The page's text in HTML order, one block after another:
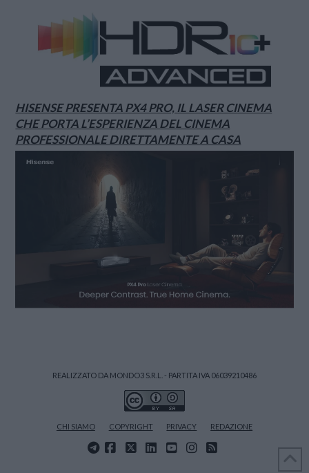
HISENSE PRESENTA PX4 PRO, IL LASER CINEMA
CHE PORTA L’ESPERIENZA DEL CINEMA
PROFESSIONALE DIRETTAMENTE A CASA
REALIZZATO DA MONDO3 S.R.L. - PARTITA IVA 06039210486
CHI SIAMO COPYRIGHT PRIVACY REDAZIONE